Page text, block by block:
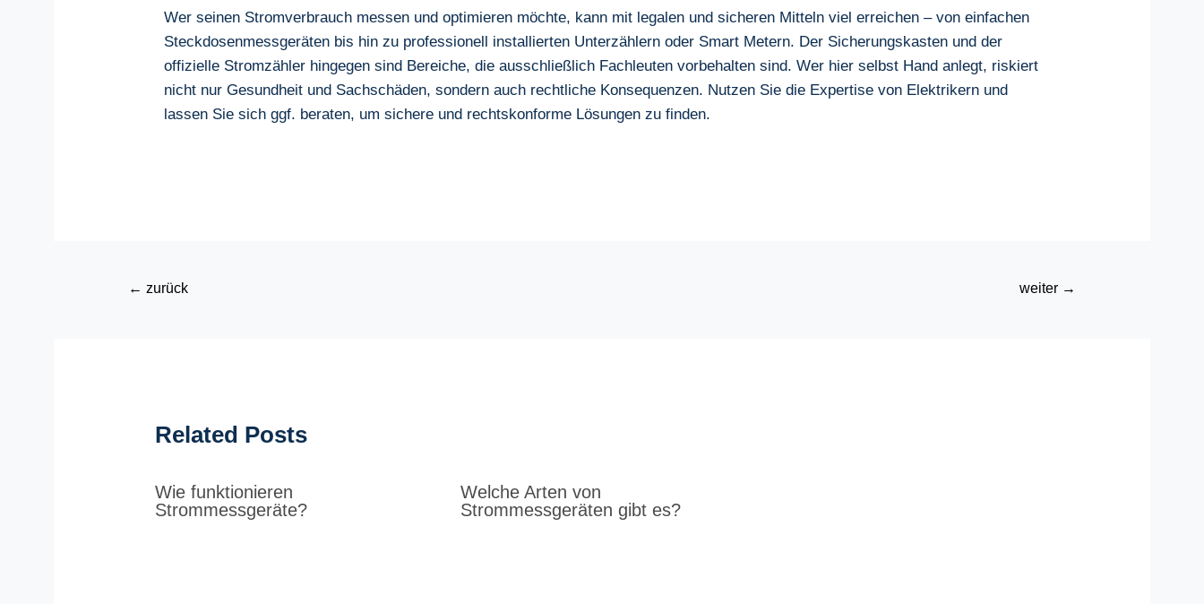
Wer seinen Stromverbrauch messen und optimieren möchte, kann mit legalen und sicheren Mitteln viel erreichen – von einfachen
Steckdosenmessgeräten bis hin zu professionell installierten Unterzählern oder Smart Metern. Der Sicherungskasten und der
offizielle Stromzähler hingegen sind Bereiche, die ausschließlich Fachleuten vorbehalten sind. Wer hier selbst Hand anlegt, riskiert
nicht nur Gesundheit und Sachschäden, sondern auch rechtliche Konsequenzen. Nutzen Sie die Expertise von Elektrikern und
lassen Sie sich ggf. beraten, um sichere und rechtskonforme Lösungen zu finden.
← zurück weiter →
Related Posts
Wie funktionieren
Strommessgeräte?
Welche Arten von
Strommessgeräten gibt es?